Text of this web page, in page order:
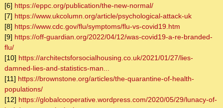
[6] https://eppc.org/publication/the-new-normal/
[7] https://www.ukcolumn.org/article/psychological-attack-uk
[8] https://www.cdc.gov/flu/symptoms/flu-vs-covid19.htm
[9] https://off-guardian.org/2022/04/12/was-covid19-a-re-branded-
flu/
[10] https://architectsforsocialhousing.co.uk/2021/01/27/lies-
damned-lies-and-statistics-man...
[11] https://brownstone.org/articles/the-quarantine-of-health-
populations/
[12] https://globalcooperative.wordpress.com/2020/05/29/lunacy-of-